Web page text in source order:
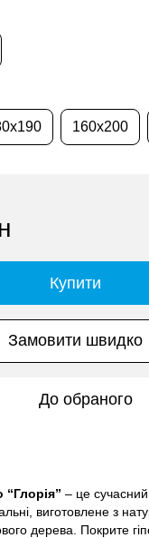
160x200
Купити
Замовити швидко
До обраного
– це сучасний
виготовлене з
дерева. Покрите